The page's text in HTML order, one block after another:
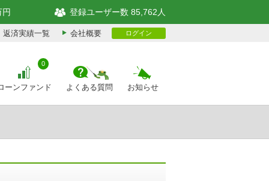
円 登録ユーザー数 85,762人
返済実績一覧 会社概要 ログイン
ーンファンド
0
よくある質問 お知らせ